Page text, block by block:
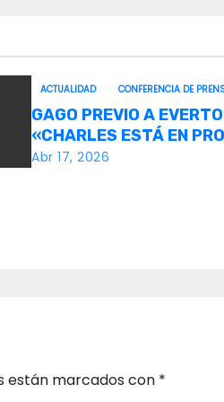
ACTUALIDAD CONFERENCIA DE
GAGO PREVIO A
«CHARLES ESTÁ EN
RECUPERACIÓN».
Abr 17, 2026
están marcados con *